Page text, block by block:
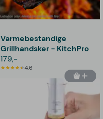
Varmebestandige
Grillhandsker - KitchPro
179,-
4,6